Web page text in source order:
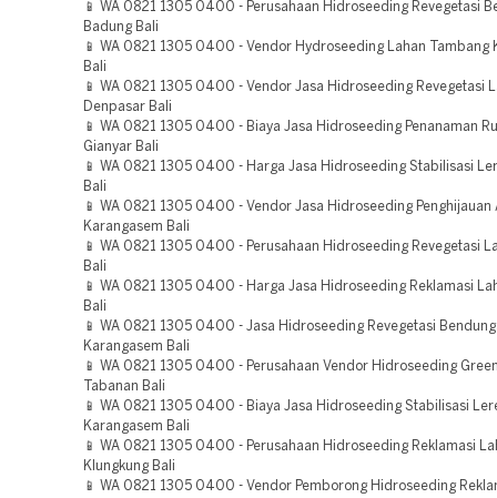
📱 WA 0821 1305 0400 - Perusahaan Hidroseeding Revegetasi
Badung Bali
📱 WA 0821 1305 0400 - Vendor Hydroseeding Lahan Tambang
Bali
📱 WA 0821 1305 0400 - Vendor Jasa Hidroseeding Revegetasi
Denpasar Bali
📱 WA 0821 1305 0400 - Biaya Jasa Hidroseeding Penanaman
Gianyar Bali
📱 WA 0821 1305 0400 - Harga Jasa Hidroseeding Stabilisasi
Bali
📱 WA 0821 1305 0400 - Vendor Jasa Hidroseeding Penghijauan
Karangasem Bali
📱 WA 0821 1305 0400 - Perusahaan Hidroseeding Revegetasi
Bali
📱 WA 0821 1305 0400 - Harga Jasa Hidroseeding Reklamasi
Bali
📱 WA 0821 1305 0400 - Jasa Hidroseeding Revegetasi
Karangasem Bali
📱 WA 0821 1305 0400 - Perusahaan Vendor Hidroseeding
Tabanan Bali
📱 WA 0821 1305 0400 - Biaya Jasa Hidroseeding Stabilisasi
Karangasem Bali
📱 WA 0821 1305 0400 - Perusahaan Hidroseeding Reklamasi
Klungkung Bali
📱 WA 0821 1305 0400 - Vendor Pemborong Hidroseeding